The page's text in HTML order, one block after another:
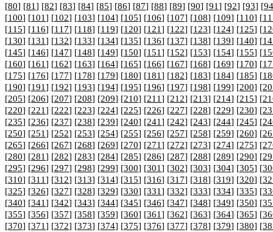
[80] [81] [82] [83] [84] [85] [86] [87] [88] [89] [90] [91] [92] [93] [94
[100] [101] [102] [103] [104] [105] [106] [107] [108] [109] [110] [
[115] [116] [117] [118] [119] [120] [121] [122] [123] [124] [125] [
[130] [131] [132] [133] [134] [135] [136] [137] [138] [139] [140] [
[145] [146] [147] [148] [149] [150] [151] [152] [153] [154] [155] [
[160] [161] [162] [163] [164] [165] [166] [167] [168] [169] [170] [
[175] [176] [177] [178] [179] [180] [181] [182] [183] [184] [185] [
[190] [191] [192] [193] [194] [195] [196] [197] [198] [199] [200] [
[205] [206] [207] [208] [209] [210] [211] [212] [213] [214] [215] [
[220] [221] [222] [223] [224] [225] [226] [227] [228] [229] [230] [
[235] [236] [237] [238] [239] [240] [241] [242] [243] [244] [245] [
[250] [251] [252] [253] [254] [255] [256] [257] [258] [259] [260] [
[265] [266] [267] [268] [269] [270] [271] [272] [273] [274] [275] [
[280] [281] [282] [283] [284] [285] [286] [287] [288] [289] [290] [
[295] [296] [297] [298] [299] [300] [301] [302] [303] [304] [305] [
[310] [311] [312] [313] [314] [315] [316] [317] [318] [319] [320] [
[325] [326] [327] [328] [329] [330] [331] [332] [333] [334] [335] [
[340] [341] [342] [343] [344] [345] [346] [347] [348] [349] [350] [
[355] [356] [357] [358] [359] [360] [361] [362] [363] [364] [365] [
[370] [371] [372] [373] [374] [375] [376] [377] [378] [379] [380] [